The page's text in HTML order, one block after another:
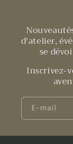
d'atelier,
se
Inscrivez-
E-mail